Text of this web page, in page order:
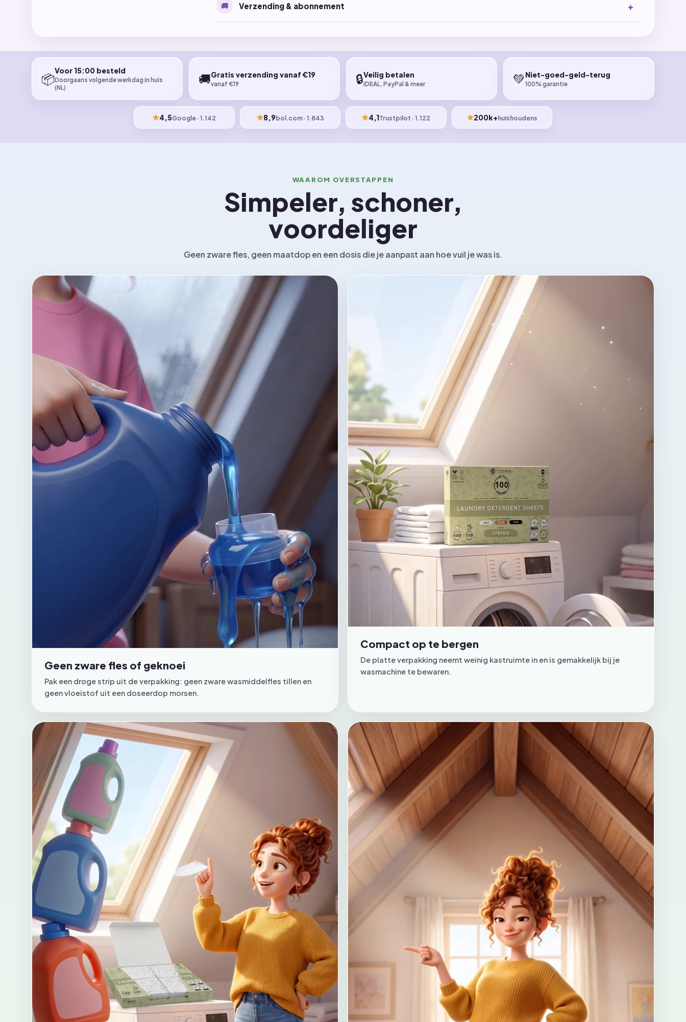
🚚 Verzending & abonnement
📦
Voor 15:00 besteld
Doorgaans volgende werkdag in huis
(NL)
🚚Gratis verzending vanaf €19
vanaf €19 🔒Veilig betalen
iDEAL, PayPal & meer 💚 Niet-goed-geld-terug
100% garantie
★4,5Google · 1.142 ★8,9bol.com · 1.843 ★4,1Trustpilot · 1.122 ★200k+ huishoudens
WAAROM OVERSTAPPEN
Simpeler, schoner,
voordeliger
Geen zware fles, geen maatdop en een dosis die je aanpast aan hoe vuil je was is.
Geen zware fles of geknoei
Pak een droge strip uit de verpakking: geen zware wasmiddelfles tillen en
geen vloeistof uit een doseerdop morsen.
Compact op te bergen
De platte verpakking neemt weinig kastruimte in en is gemakkelijk bij je
wasmachine te bewaren.